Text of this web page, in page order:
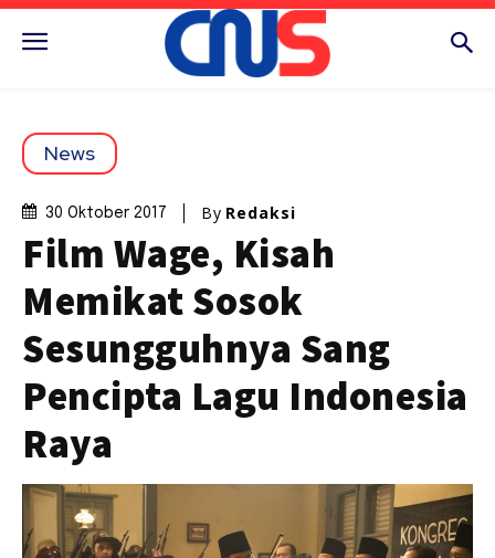
News
30 Oktober 2017 By Redaksi
Film Wage, Kisah
Memikat Sosok
Sesungguhnya Sang
Pencipta Lagu Indonesia
Raya